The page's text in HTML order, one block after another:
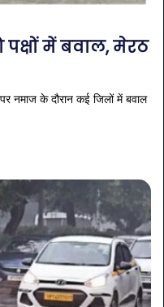
में बवाल, मेरठ
नमाज के दौरान कई जिलों में बवाल